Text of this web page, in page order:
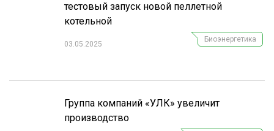
тестовый запуск новой пеллетной
котельной
03.05.2025
Биоэнергетика
Группа компаний «УЛК» увеличит
производство